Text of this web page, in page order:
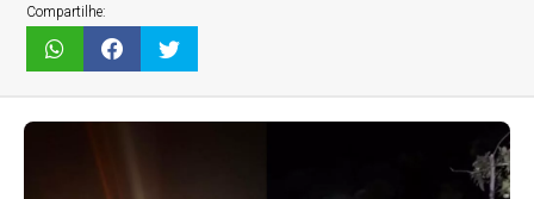
Compartilhe: